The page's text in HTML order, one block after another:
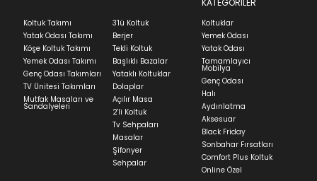
Ev tekstili siparişlerinizin kargoya verilme süresi
ortalama 5-24 iş günüdür.
Yatak siparişlerinizin teslim süresi yaşadığınız şehre
ve ürünün stok durumuna göre ortalama 5-24 iş
günüdür.
Panel ve Döşeme grubu ürün siparişlerinizin teslim
süresi yaşadığınız şehre ve ürünün stok durumuna
göre ortalama 30-45 iş günüdür.
Siparişlerim bölümünden sürecinizi takip edebilirsiniz.
Sıkça Sorulan Sorularbölümünü ziyaret
Koltuk Takımı
Yatak Odası Takımı
Köşe Koltuk Takımı
Yemek Odası Takımı
Genç Odası Takımları
TV Ünitesi Takımları
Mutfak Masaları ve
Sandalyeleri
3'lü Koltuk
Berjer
Tekli Koltuk
Başlıklı Bazalar
Yataklı Koltuklar
Dolaplar
Açılır Masa
2'li Koltuk
Tv Sehpaları
Masalar
Şifonyer
Sehpalar
Koltuklar
Yemek Odası
Yatak Odası
Tamamlayıcı
Mobilya
Genç Odası
Halı
Aydınlatma
Aksesuar
Black Friday
Sonbahar Fırsatları
Comfort Plus Koltuk
Online Özel